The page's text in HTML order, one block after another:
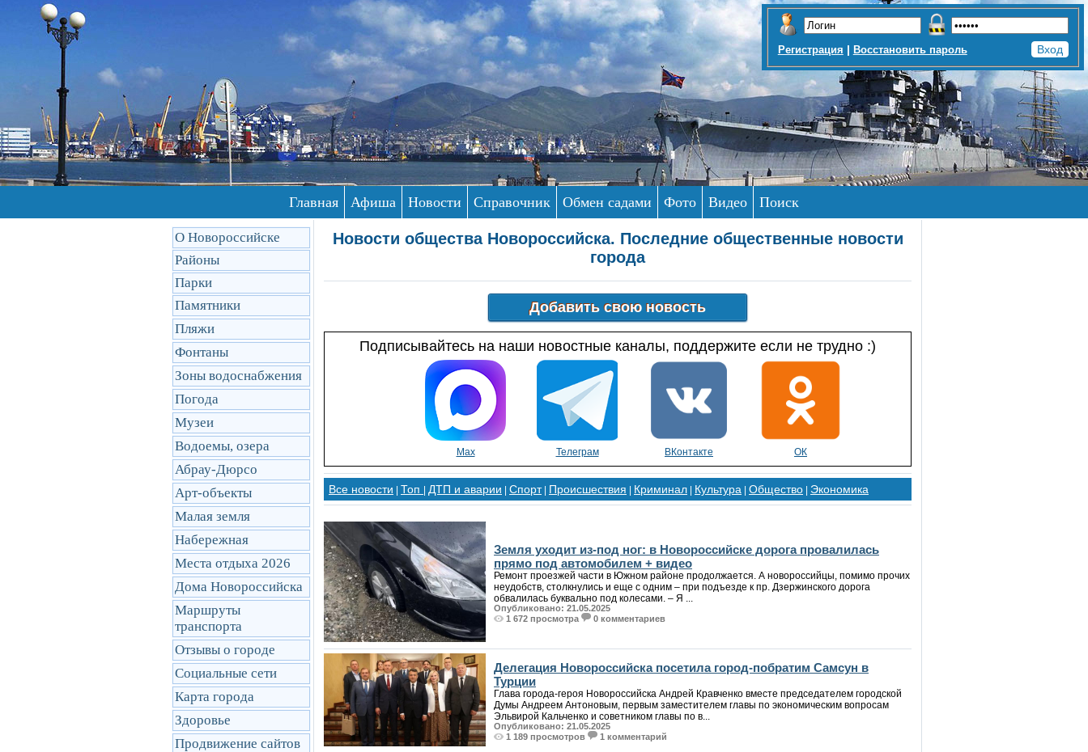
Регистрация | Восстановить пароль
Главная Афиша Новости Справочник Обмен садами Фото Видео Поиск
О Новороссийске
Районы
Парки
Памятники
Пляжи
Фонтаны
Зоны водоснабжения
Погода
Музеи
Водоемы, озера
Абрау-Дюрсо
Арт-объекты
Малая земля
Набережная
Места отдыха 2026
Дома Новороссийска
Маршруты
транcпорта
Отзывы о городе
Социальные сети
Карта города
Здоровье
Продвижение сайтов
Новости общества Новороссийска. Последние общественные новости
города
Подписывайтесь на наши новостные каналы, поддержите если не трудно :)
Max Телеграм ВКонтакте ОК
Все новости Топ ДТП и аварии Спорт| Происшествия Криминал Культура Общество Экономика
Земля уходит из-под ног: в Новороссийске дорога провалилась
прямо под автомобилем + видео
Ремонт проезжей части в Южном районе продолжается. А новороссийцы, помимо прочих
неудобств, столкнулись и еще с одним – при подъезде к пр. Дзержинского дорога
обвалилась буквально под колесами. – Я ...
Опубликовано: 21.05.2025
1 672 просмотра
0 комментариев
Делегация Новороссийска посетила город-побратим Самсун в
Турции
Глава города-героя Новороссийска Андрей Кравченко вместе председателем городской
Думы Андреем Антоновым, первым заместителем главы по экономическим вопросам
Эльвирой Кальченко и советником главы по в...
Опубликовано: 21.05.2025
1 189 просмотров
1 комментарий